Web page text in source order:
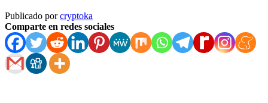
Publicado porcryptoka
Comparte en redes sociales